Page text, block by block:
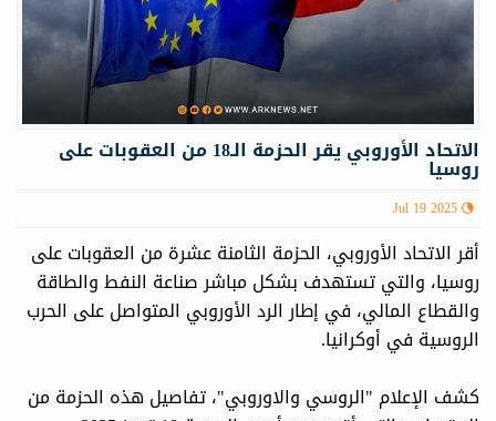
الاتحاد الأوروبي يقر الحزمة الـ18 من العقوبات على
روسيا
Jul 19 2025
أقر الاتحاد الأوروبي، الحزمة الثامنة عشرة من العقوبات على
روسيا، والتي تستهدف بشكل مباشر صناعة النفط والطاقة
والقطاع المالي، في إطار الرد الأوروبي المتواصل على الحرب
الروسية في أوكرانيا.
كشف الإعلام "الروسي والاوروبي"، تفاصيل هذه الحزمة من